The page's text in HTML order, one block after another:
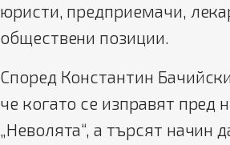
юристи, предприемачи,
обществени позиции.
Според Константин
че когато се изправят пред
„Неволята“, а търсят начин